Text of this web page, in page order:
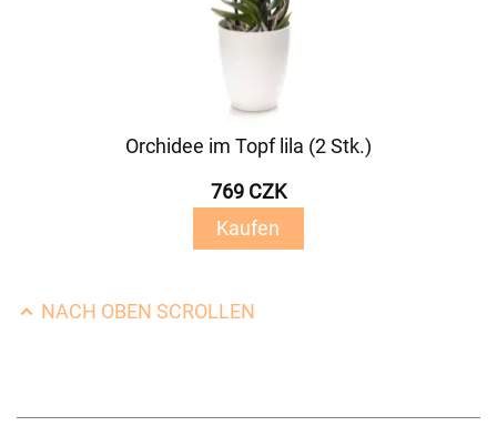
Orchidee im Topf lila (2 Stk.)
769 CZK
Kaufen
NACH OBEN SCROLLEN